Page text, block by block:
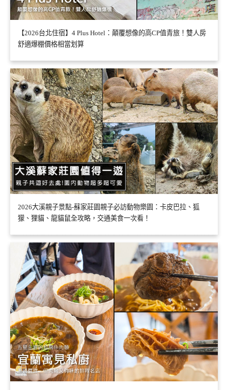
【2026台北住宿】4 Plus Hotel：顛覆想像的高CP值青旅！雙人房
舒適爆棚價格相當划算
2026大溪親子景點-蘇家莊園親子必訪動物樂園：卡皮巴拉、狐
獴、狸貓、龍貓鼠全攻略，交通美食一次看！